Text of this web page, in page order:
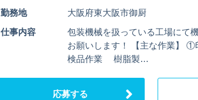
勤務地 大阪府東大阪市御厨
仕事内容
包装機械を扱っている工場にて
お願いします！ 【主な作業】 ①
検品作業 樹脂製…
応募する